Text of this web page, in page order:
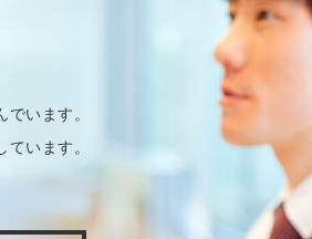
います。
います。